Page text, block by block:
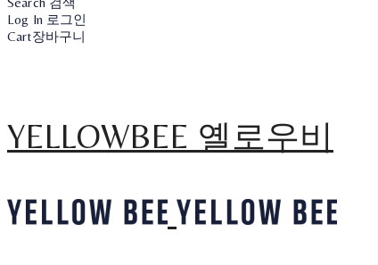
Log In 로그인
Cart장바구니
YELLOWBEE 옐로우비